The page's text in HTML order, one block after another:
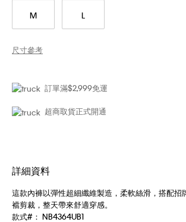
M L
尺寸參考
訂單滿$2,999免運
超商取貨正式開通
詳細資料
這款內褲以彈性超細纖維製造，柔軟絲滑，搭配招
襠剪裁，整天帶來舒適穿感。
款式#： NB4364UB1